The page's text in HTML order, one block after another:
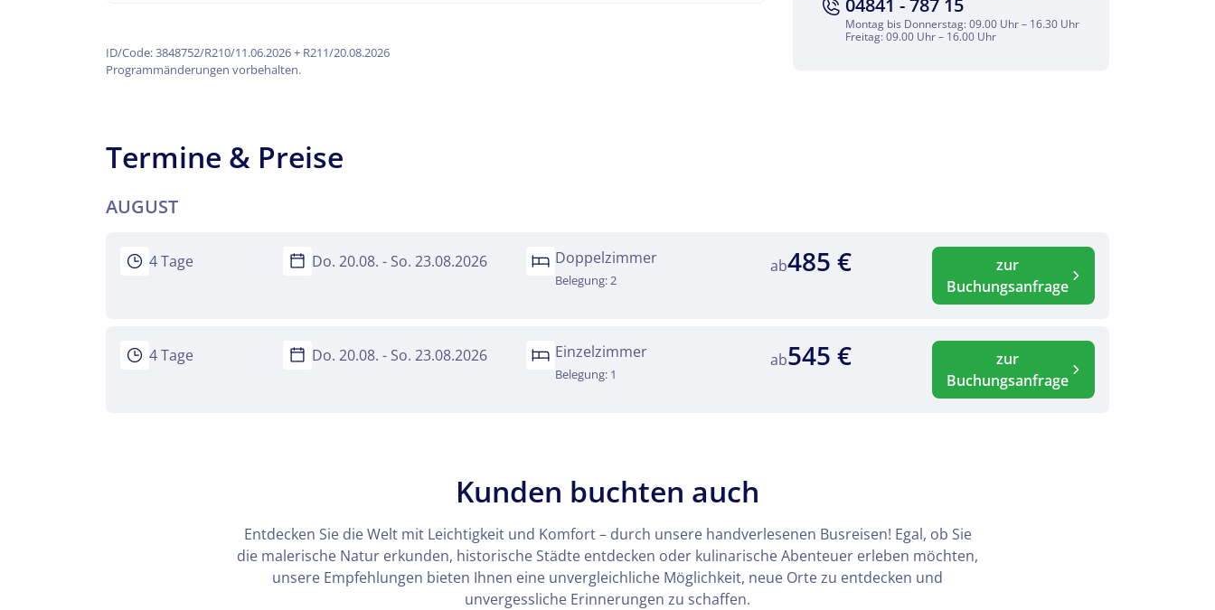
Facebook
ID/Code: 3848752/R210/11.06.2026 + R211/20.08.2026
Programmänderungen vorbehalten.
04841 - 787 15
Montag bis Donnerstag: 09.00 Uhr – 16.30 Uhr
Freitag: 09.00 Uhr – 16.00 Uhr
Termine & Preise
AUGUST
4 Tage Do. 20.08. - So. 23.08.2026 Doppelzimmer
Belegung: 2
ab485 €
zur
Buchungsanfrage
4 Tage Do. 20.08. - So. 23.08.2026 Einzelzimmer
Belegung: 1
ab545 €
zur
Buchungsanfrage
Kunden buchten auch
Entdecken Sie die Welt mit Leichtigkeit und Komfort – durch unsere handverlesenen Busreisen! Egal, ob Sie
die malerische Natur erkunden, historische Städte entdecken oder kulinarische Abenteuer erleben möchten,
unsere Empfehlungen bieten Ihnen eine unvergleichliche Möglichkeit, neue Orte zu entdecken und
unvergessliche Erinnerungen zu schaffen.